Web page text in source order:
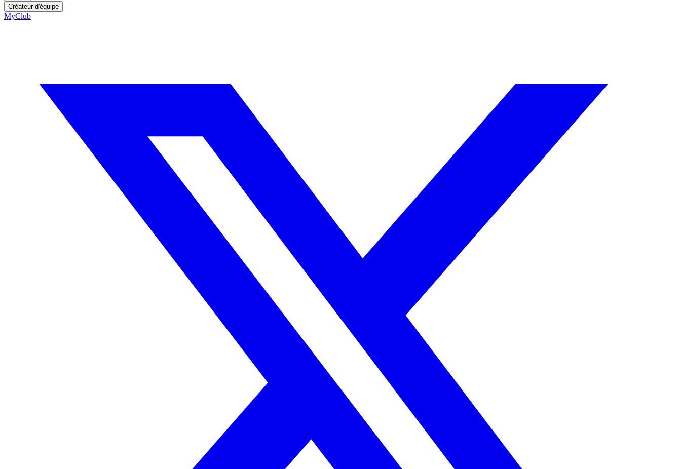
Créateur d'équipe
MyClub